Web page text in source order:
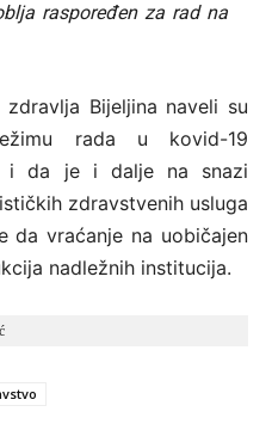
raspoređen za rad na
Bijeljina naveli su
rada u kovid-19
i da je i dalje na snazi
zdravstvenih usluga
vraćanje na uobičajen
nadležnih institucija.